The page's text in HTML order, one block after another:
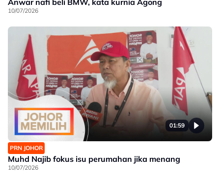
Anwar nafi beli BMW, kata kurnia Agong
10/07/2026
01:59
PRN JOHOR
Muhd Najib fokus isu perumahan jika menang
10/07/2026